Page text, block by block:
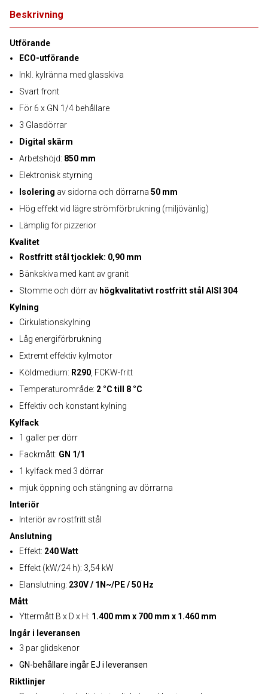
Beskrivning
Utförande
ECO-utförande
Inkl. kylränna med glasskiva
Svart front
För 6 x GN 1/4 behållare
3 Glasdörrar
Digital skärm
Arbetshöjd: 850 mm
Elektronisk styrning
Isolering av sidorna och dörrarna 50 mm
Hög effekt vid lägre strömförbrukning (miljövänlig)
Lämplig för pizzerior
Kvalitet
Rostfritt stål tjocklek: 0,90 mm
Bänkskiva med kant av granit
Stomme och dörr av högkvalitativt rostfritt stål AISI 304
Kylning
Cirkulationskylning
Låg energiförbrukning
Extremt effektiv kylmotor
Köldmedium: R290 , FCKW-fritt
Temperaturområde: 2 °C till 8 °C
Effektiv och konstant kylning
Kylfack
1 galler per dörr
Fackmått: GN 1/1
1 kylfack med 3 dörrar
mjuk öppning och stängning av dörrarna
Interiör
Interiör av rostfritt stål
Anslutning
Effekt: 240 Watt
Effekt (kW/24 h): 3,54 kW
Elanslutning: 230V / 1N~/PE / 50 Hz
Mått
Yttermått B x D x H: 1.400 mm x 700 mm x 1.460 mm
Ingår i leveransen
3 par glidskenor
GN-behållare ingår EJ i leveransen
Riktlinjer